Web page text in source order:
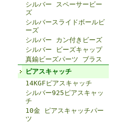
シルバー スペーサービー
ズ
シルバースライドボールビ
ーズ
シルバー カン付きビーズ
シルバー ビーズキャップ
真鍮ビーズパーツ ブラス
ピアスキャッチ
14KGFピアスキャッチ
シルバー925ピアスキャッ
チ
10金 ピアスキャッチパー
ツ